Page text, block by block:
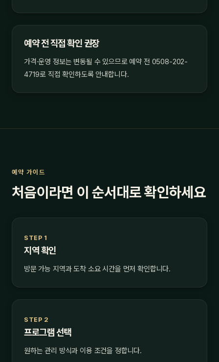
예약 전 직접 확인 권장
가격·운영 정보는 변동될 수 있으므로 예약 전 0508-202-
4719로 직접 확인하도록 안내합니다.
예약 가이드
처음이라면 이 순서대로 확인하세요
STEP 1
지역 확인
방문 가능 지역과 도착 소요 시간을 먼저 확인합니다.
STEP 2
프로그램 선택
원하는 관리 방식과 이용 조건을 정합니다.